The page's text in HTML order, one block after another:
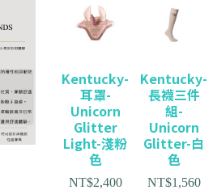
Kentucky-
耳罩-
Unicorn
Glitter
Light-淺粉
色
NT$2,400
Kentucky-
長襪三件
組-
Unicorn
Glitter-白
色
NT$1,560